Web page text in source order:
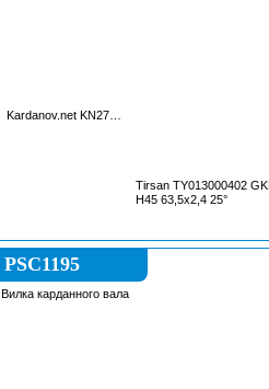
Tirsan TY013000402
H45 63,5x2,4 25°
PSC1195
Вилка карданного вала